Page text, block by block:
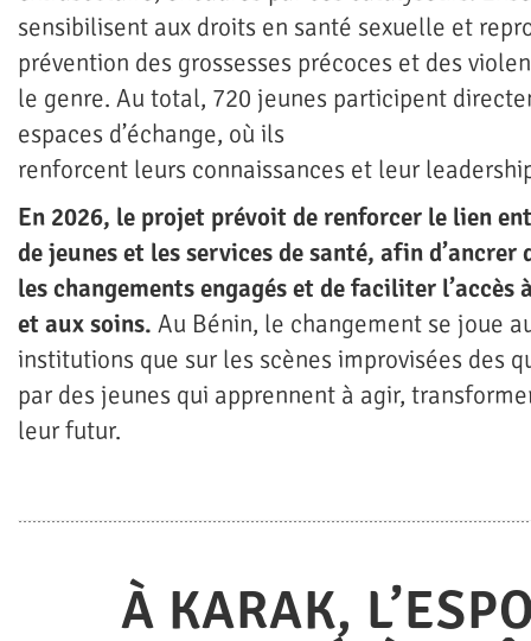
sensibilisent aux droits en santé sexuelle et
prévention des grossesses précoces et des
le genre. Au total, 720 jeunes participent
espaces d’échange, où ils
renforcent leurs connaissances et leur
En 2026, le projet prévoit de renforcer le lien
de jeunes et les services de santé, afin d’ancrer
les changements engagés et de faciliter l’accès
et aux soins. Au Bénin, le changement se joue
institutions que sur les scènes improvisées des
par des jeunes qui apprennent à agir,
leur futur.
À KARAK,